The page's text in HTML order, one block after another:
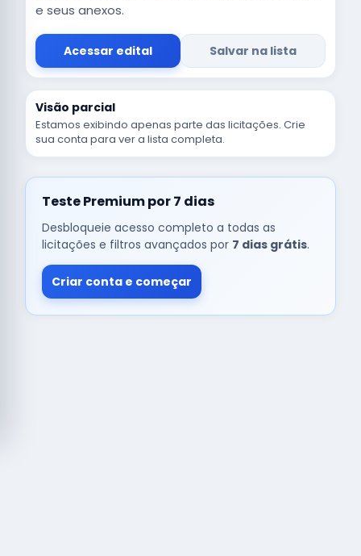
e seus anexos.
Acessar edital Salvar na lista
Visão parcial
Estamos exibindo apenas parte das licitações. Crie
sua conta para ver a lista completa.
Teste Premium por 7 dias
Desbloqueie acesso completo a todas as
licitações e filtros avançados por 7 dias grátis.
Criar conta e começar